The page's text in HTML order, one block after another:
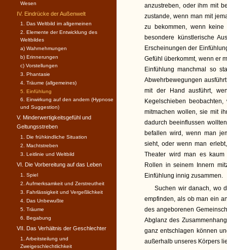
anzustreben, oder ihm mit
zustande, wenn man mit
zu bekommen, wenn
besondere künstlerische
Erscheinungen der
Gefühl überkommt, wenn er
Einfühlung manchmal so
Abwehrbewegungen
mit der Hand ausführt,
Kegelschieben
mitmachen wollen, sie mit
dadurch beeinflussen
befallen wird, wenn man
sieht, oder wenn man
Theater wird man es kaum
Rollen in seinem Innern
Einfühlung innig zusammen.
Suchen wir danach, wo
empfinden, als ob man ein
des angeborenen
Abglanz des
ganz entschlagen können
außerhalb unseres Körpers
Wesen
IV. Eindrücke der Außenwelt
1. Das Weltbild im allgemeinen
2. Elemente der Entwicklung des
Weltbildes
a) Wahrnehmungen
b) Erinnerungen
c) Vorstellungen
3. Phantasie
4. Träume (allgemeines)
5. Einfühlung
6. Einwirkung auf den andern (Hypnose
und Suggestion)
V. Minderwertigkeitsgefühl und
Geltungsstreben
1. Die frühkindliche Situation
2. Machtstreben
3. Leitlinie und Weltbild
VI. Die Vorbereitung auf das Leben
1. Spiel
2. Aufmerksamkeit und Zerstreutheit
3. Fahrlässigkeit und Vergeßlichkeit
4. Das Unbewußte
5. Träume
6. Begabung
VII. Das Verhältnis der Geschlechter
1. Arbeitsteilung und
Zweigeschlechtlichkeit